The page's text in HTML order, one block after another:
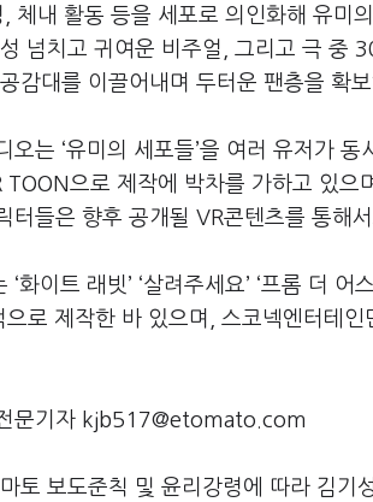
, 체내 활동 등을 세포로 의인화해 유
넘치고 귀여운 비주얼, 그리고 극 중
감대를 이끌어내며 두터운 팬층을 확
오는 ‘유미의 세포들’을 여러 유저가
TOON으로 제작에 박차를 가하고 있
터들은 향후 공개될 VR콘텐츠를 통해
화이트 래빗’ ‘살려주세요’ ‘프롬 더 어
으로 제작한 바 있으며, 스코넥엔터테
문기자 kjb517@etomato.com
토 보도준칙 및 윤리강령에 따라 김기